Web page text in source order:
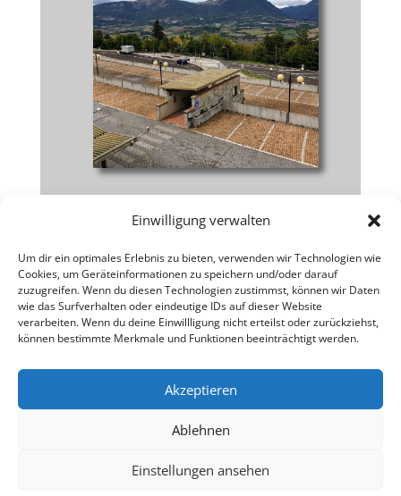
Einwilligung verwalten
Um dir ein optimales Erlebnis zu bieten, verwenden wir Technologien wie
Cookies, um Geräteinformationen zu speichern und/oder darauf
zuzugreifen. Wenn du diesen Technologien zustimmst, können wir Daten
wie das Surfverhalten oder eindeutige IDs auf dieser Website
verarbeiten. Wenn du deine Einwillligung nicht erteilst oder zurückziehst,
können bestimmte Merkmale und Funktionen beeinträchtigt werden.
Akzeptieren
Ablehnen
Einstellungen ansehen
Weiter zu Italien Reise | Teil 5
Designed byElegant Themes